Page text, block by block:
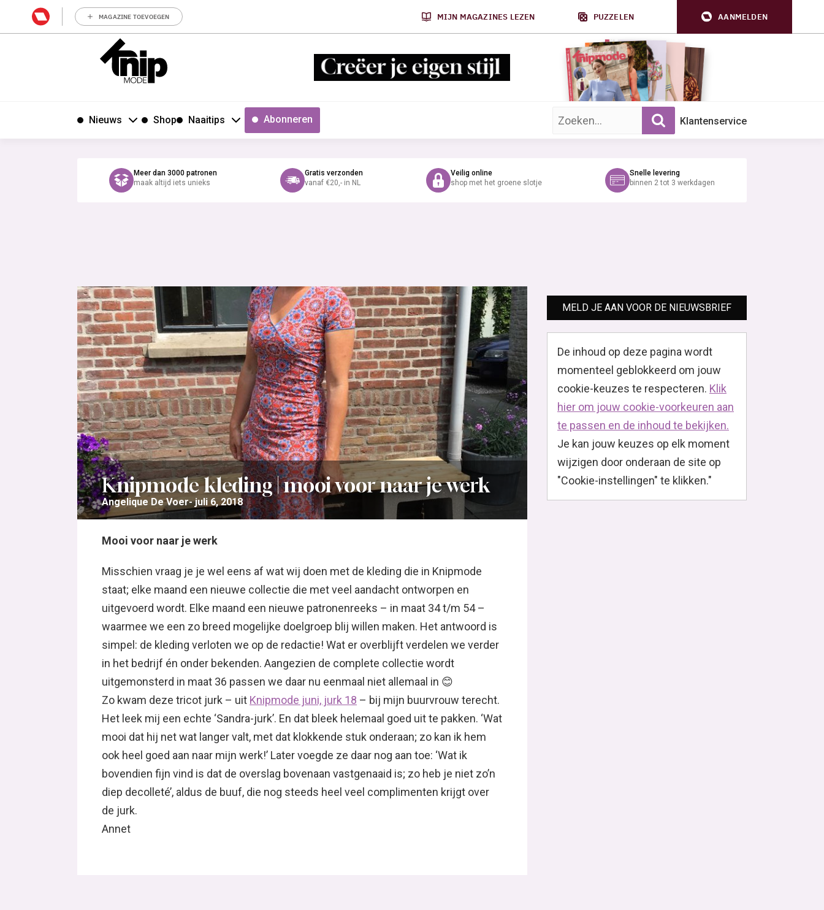
MAGAZINE TOEVOEGEN MIJN MAGAZINES LEZEN PUZZELEN AANMELDEN
Nieuws Shop Naaitips Abonneren Zoek op trefwoord: Klantenservice
Meer dan 3000 patronen
maak altijd iets unieks
Gratis verzonden
vanaf €20,- in NL
Veilig online
shop met het groene slotje
Snelle levering
binnen 2 tot 3 werkdagen
Knipmode kleding | mooi voor naar je werk
Angelique De Voer juli 6, 2018
Mooi voor naar je werk
Misschien vraag je je wel eens af wat wij doen met de kleding die in Knipmode
staat; elke maand een nieuwe collectie die met veel aandacht ontworpen en
uitgevoerd wordt. Elke maand een nieuwe patronenreeks – in maat 34 t/m 54 –
waarmee we een zo breed mogelijke doelgroep blij willen maken. Het antwoord is
simpel: de kleding verloten we op de redactie! Wat er overblijft verdelen we verder
in het bedrijf én onder bekenden. Aangezien de complete collectie wordt
uitgemonsterd in maat 36 passen we daar nu eenmaal niet allemaal in 😊
Zo kwam deze tricot jurk – uit Knipmode juni, jurk 18 – bij mijn buurvrouw terecht.
Het leek mij een echte ‘Sandra-jurk’. En dat bleek helemaal goed uit te pakken. ‘Wat
mooi dat hij net wat langer valt, met dat klokkende stuk onderaan; zo kan ik hem
ook heel goed aan naar mijn werk!’ Later voegde ze daar nog aan toe: ‘Wat ik
bovendien fijn vind is dat de overslag bovenaan vastgenaaid is; zo heb je niet zo’n
diep decolleté’, aldus de buuf, die nog steeds heel veel complimenten krijgt over
de jurk.
Annet
MELD JE AAN VOOR DE NIEUWSBRIEF
De inhoud op deze pagina wordt
momenteel geblokkeerd om jouw
cookie-keuzes te respecteren. Klik
hier om jouw cookie-voorkeuren aan
te passen en de inhoud te bekijken.
Je kan jouw keuzes op elk moment
wijzigen door onderaan de site op
"Cookie-instellingen" te klikken."